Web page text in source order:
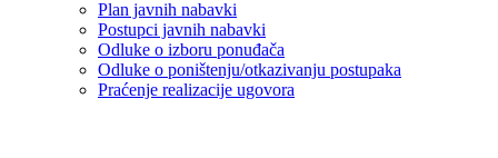
Plan javnih nabavki
Postupci javnih nabavki
Odluke o izboru ponuđača
Odluke o poništenju/otkazivanju postupaka
Praćenje realizacije ugovora